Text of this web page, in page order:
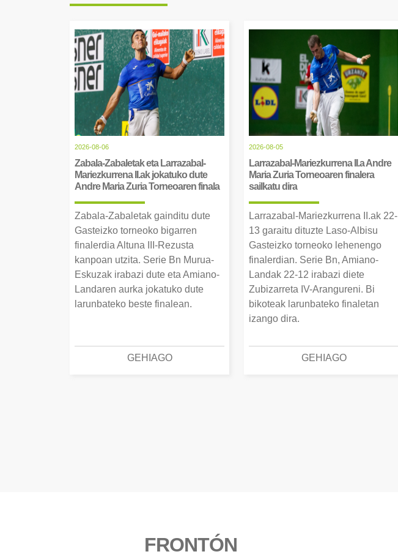
2026-08-06
Zabala-Zabaletak eta Larrazabal-
Mariezkurrena II.ak jokatuko dute
Andre Maria Zuria Torneoaren finala
Zabala-Zabaletak gainditu dute
Gasteizko torneoko bigarren
finalerdia Altuna III-Rezusta
kanpoan utzita. Serie Bn Murua-
Eskuzak irabazi dute eta Amiano-
Landaren aurka jokatuko dute
larunbateko beste finalean.
GEHIAGO
2026-08-05
Larrazabal-Mariezkurrena II.a Andre
Maria Zuria Torneoaren finalera
sailkatu dira
Larrazabal-Mariezkurrena II.ak 22-
13 garaitu dituzte Laso-Albisu
Gasteizko torneoko lehenengo
finalerdian. Serie Bn, Amiano-
Landak 22-12 irabazi diete
Zubizarreta IV-Arangureni. Bi
bikoteak larunbateko finaletan
izango dira.
GEHIAGO
FRONTÓN